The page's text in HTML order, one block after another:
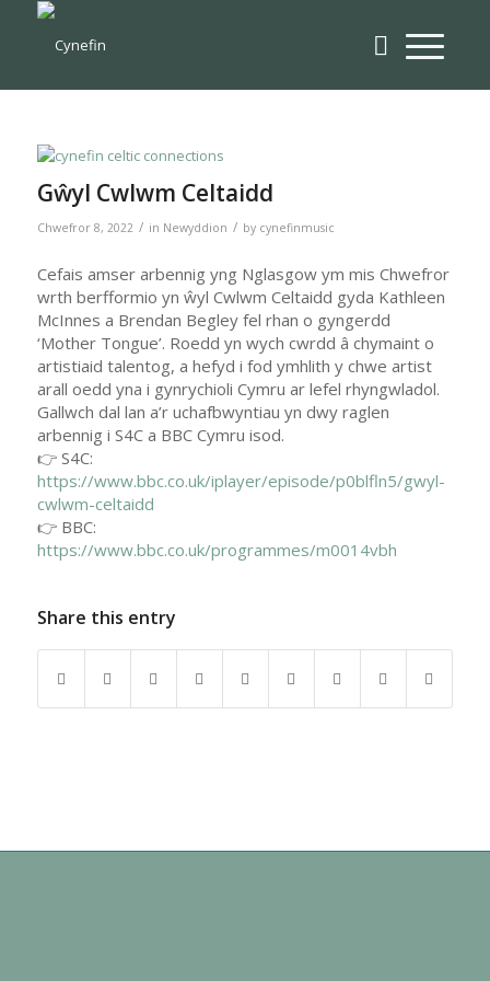
Gŵyl Cwlwm Celtaidd
Chwefror 8, 2022 / in Newyddion / by cynefinmusic
Cefais amser arbennig yng Nglasgow ym mis Chwefror
wrth berfformio yn ŵyl Cwlwm Celtaidd gyda Kathleen
McInnes a Brendan Begley fel rhan o gyngerdd
‘Mother Tongue’. Roedd yn wych cwrdd â chymaint o
artistiaid talentog, a hefyd i fod ymhlith y chwe artist
arall oedd yna i gynrychioli Cymru ar lefel rhyngwladol.
Gallwch dal lan a’r uchafbwyntiau yn dwy raglen
arbennig i S4C a BBC Cymru isod.
👉 S4C:
https://www.bbc.co.uk/iplayer/episode/p0blfln5/gwyl-
cwlwm-celtaidd
👉 BBC:
https://www.bbc.co.uk/programmes/m0014vbh
Share this entry